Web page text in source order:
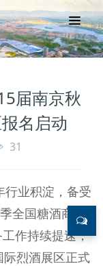
届南京秋
名启动
31
行业积淀，备受
全国糖酒商品
工作持续提速，
烈酒展区正式